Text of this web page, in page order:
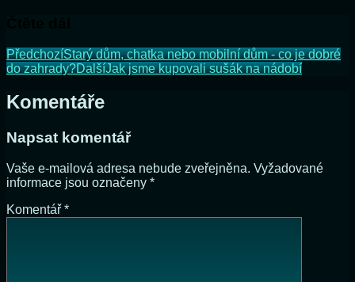
PředchozíStarý dům, chatka nebo mobilní dům - co je dobré
do zahrady?DalšíJak jsme kupovali sušák na nádobí
Komentáře
Napsat komentář
Vaše e-mailová adresa nebude zveřejněna. Vyžadované
informace jsou označeny *
Komentář *